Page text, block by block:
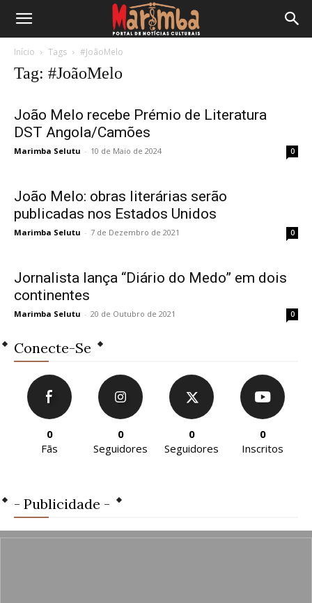
Início Tags #JoãoMelo
Tag: #JoãoMelo
João Melo recebe Prémio de Literatura
DST Angola/Camões
Marimba Selutu - 10 de Maio de 2024 0
João Melo: obras literárias serão
publicadas nos Estados Unidos
Marimba Selutu - 7 de Dezembro de 2021 0
Jornalista lança “Diário do Medo” em dois
continentes
Marimba Selutu - 20 de Outubro de 2021 0
Conecte-Se
0
Fãs
0
Seguidores
0
Seguidores
0
Inscritos
- Publicidade -